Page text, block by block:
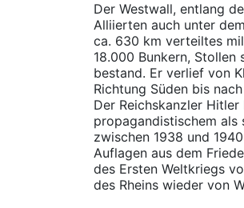
Der Westwall, entlang
Alliierten auch unter
ca. 630 km verteiltes
18.000 Bunkern, Stollen
bestand. Er verlief von
Richtung Süden bis
Der Reichskanzler
propagandistischem als
zwischen 1938 und
Auflagen aus dem
des Ersten Weltkriegs
des Rheins wieder von